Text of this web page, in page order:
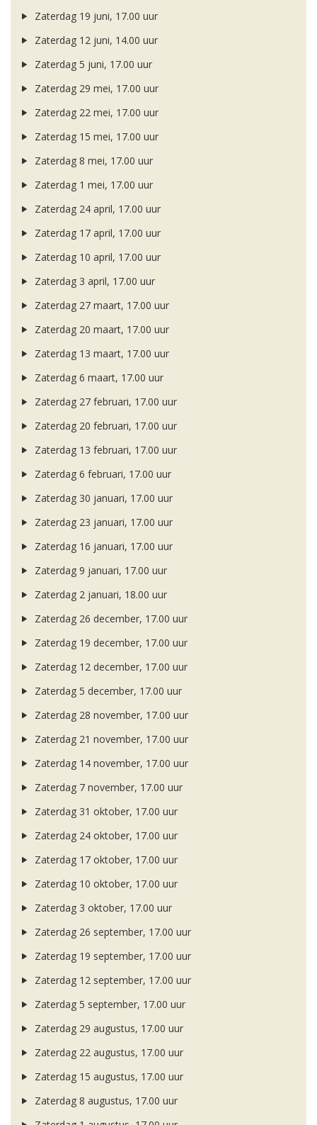
Zaterdag 19 juni, 17.00 uur
Zaterdag 12 juni, 14.00 uur
Zaterdag 5 juni, 17.00 uur
Zaterdag 29 mei, 17.00 uur
Zaterdag 22 mei, 17.00 uur
Zaterdag 15 mei, 17.00 uur
Zaterdag 8 mei, 17.00 uur
Zaterdag 1 mei, 17.00 uur
Zaterdag 24 april, 17.00 uur
Zaterdag 17 april, 17.00 uur
Zaterdag 10 april, 17.00 uur
Zaterdag 3 april, 17.00 uur
Zaterdag 27 maart, 17.00 uur
Zaterdag 20 maart, 17.00 uur
Zaterdag 13 maart, 17.00 uur
Zaterdag 6 maart, 17.00 uur
Zaterdag 27 februari, 17.00 uur
Zaterdag 20 februari, 17.00 uur
Zaterdag 13 februari, 17.00 uur
Zaterdag 6 februari, 17.00 uur
Zaterdag 30 januari, 17.00 uur
Zaterdag 23 januari, 17.00 uur
Zaterdag 16 januari, 17.00 uur
Zaterdag 9 januari, 17.00 uur
Zaterdag 2 januari, 18.00 uur
Zaterdag 26 december, 17.00 uur
Zaterdag 19 december, 17.00 uur
Zaterdag 12 december, 17.00 uur
Zaterdag 5 december, 17.00 uur
Zaterdag 28 november, 17.00 uur
Zaterdag 21 november, 17.00 uur
Zaterdag 14 november, 17.00 uur
Zaterdag 7 november, 17.00 uur
Zaterdag 31 oktober, 17.00 uur
Zaterdag 24 oktober, 17.00 uur
Zaterdag 17 oktober, 17.00 uur
Zaterdag 10 oktober, 17.00 uur
Zaterdag 3 oktober, 17.00 uur
Zaterdag 26 september, 17.00 uur
Zaterdag 19 september, 17.00 uur
Zaterdag 12 september, 17.00 uur
Zaterdag 5 september, 17.00 uur
Zaterdag 29 augustus, 17.00 uur
Zaterdag 22 augustus, 17.00 uur
Zaterdag 15 augustus, 17.00 uur
Zaterdag 8 augustus, 17.00 uur